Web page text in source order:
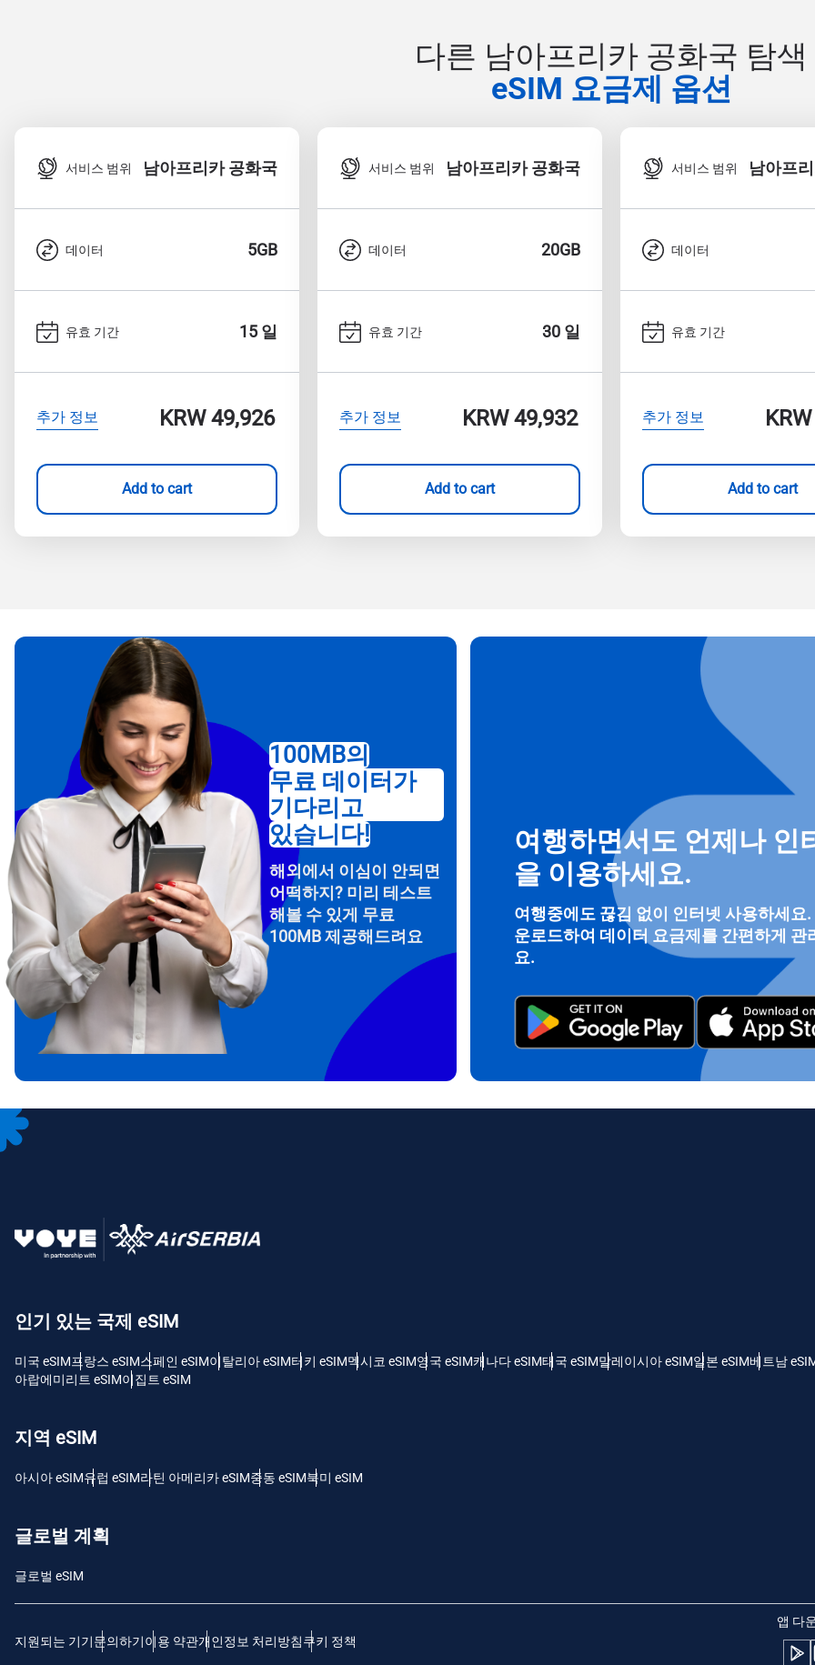
다른 남아프리카 공화국 탐색
eSIM 요금제 옵션
서비스 범위 남아프리카 공화국
데이터 5GB
유효 기간 15 일
추가 정보 KRW 49,926
Add to cart
서비스 범위 남아프리카 공화국
데이터 20GB
유효 기간 30 일
추가 정보 KRW 49,932
Add to cart
서비스 범위 남아프
데이터
유효 기간
추가 정보
Add to cart
How do I get my eSim?
To get your eSIM, start by checking if your device supports eSIM
Then, contact your mobile carrier to request an eSIM activation. They
provide you with a QR code or activation details that you can scan or
in your device settings. Once activated, you can enjoy the benefits of
without needing a physical SIM card!
100MB의
무료 데이터가
기다리고
있습니다!
해외에서 이심이 안되면
어떡하지? 미리 테스트
해볼 수 있게 무료
100MB 제공해드려요
여행하면서도 언제나 인
을 이용하세요.
여행중에도 끊김 없이 인터넷 사용하세요
운로드하여 데이터 요금제를 간편하게 관
요.
인기 있는 국제 eSIM
미국 eSIM프랑스 eSIM스페인 eSIM이탈리아 eSIM터키 eSIM멕시코 eSIM영국 eSIM캐나다 eSIM태국 eSIM말레이시아 eSIM일본 eSIM베트남
아랍에미리트 eSIM이집트 eSIM
지역 eSIM
아시아 eSIM유럽 ​​eSIM라틴 아메리카 eSIM중동 eSIM북미 eSIM
글로벌 계획
글로벌 eSIM
지원되는 기기문의하기이용 약관개인정보 처리방침쿠키 정책
앱 다
로그인 또는 회원가입
이메일